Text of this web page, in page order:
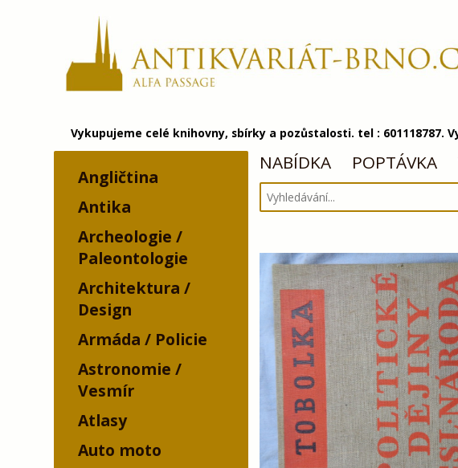
Vykupujeme celé knihovny, sbírky a pozůstalosti. tel : 601118787.
Angličtina
Antika
Archeologie /
Paleontologie
Architektura /
Design
Armáda / Policie
Astronomie /
Vesmír
Atlasy
Auto moto
NABÍDKA POPTÁVKA